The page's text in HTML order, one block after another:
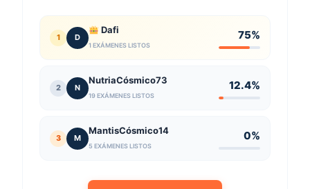
1 D
Dafi
1 EXÁMENES LISTOS
75%
2 N
NutriaCósmico73
19 EXÁMENES LISTOS
12.4%
3 M
MantisCósmico14
5 EXÁMENES LISTOS
0%